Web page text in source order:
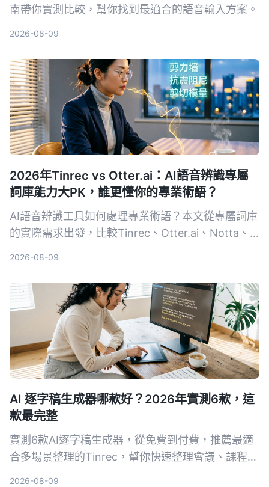
南帶你實測比較，幫你找到最適合的語音輸入方案。
2026-08-09
2026年Tinrec vs Otter.ai：AI語音辨識專屬
詞庫能力大PK，誰更懂你的專業術語？
AI語音辨識工具如何處理專業術語？本文從專屬詞庫
的實際需求出發，比較Tinrec、Otter.ai、Notta、
2026-08-09
AI 逐字稿生成器哪款好？2026年實測6款，這
款最完整
實測6款AI逐字稿生成器，從免費到付費，推薦最適
合多場景整理的Tinrec，幫你快速整理會議、課程、
2026-08-09